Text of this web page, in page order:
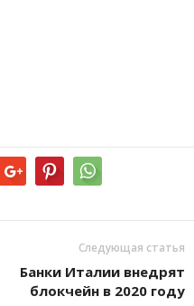
Следующая статья
Банки Италии внедрят
блокчейн в 2020 году